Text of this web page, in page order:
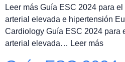
Leer más Guía ESC 2024 para
arterial elevada e hipertensión
Cardiology Guía ESC 2024 para
arterial elevada… Leer más